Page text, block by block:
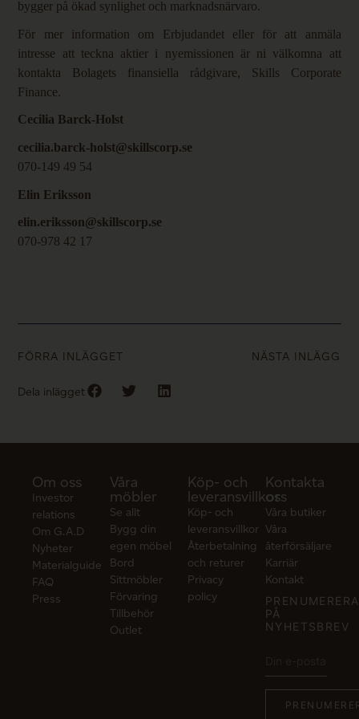
bygger på ökad synlighet och marknadsnärvaro.
För mer information om Erbjudandet eller för att anmäla
intresse att teckna aktier i nyemissionen är ni välkomna att
kontakta Bolagets finansiella rådgivare, Skills Corporate
Finance.
Cecilia Barck-Holst
cecilia.barck-holst@skillscorp.se
070-149 49 54
Elin Eriksson
elin.eriksson@skillscorp.se
070-978 42 17
FÖRRA INLÄGGET NÄSTA INLÄGG
Dela inlägget
Om oss
Investor
relations
Om G.A.D
Nyheter
Materialguide
FAQ
Press
Våra
möbler
Se allt
Bygg din
egen möbel
Bord
Sittmöbler
Förvaring
Tillbehör
Outlet
Köp- och
leveransvillkor
Köp- och
leveransvillkor
Återbetalning
och returer
Privacy
policy
Kontakta
oss
Våra butiker
Våra
återförsäljare
Karriär
Kontakt
PRENUMERERA
PÅ
NYHETSBREV